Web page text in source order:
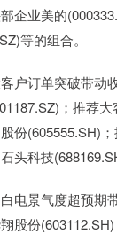
企业美的
等的组合。
户订单突破带动
；推荐
份(605555.SH)
头科技
电景气度超预期
股份